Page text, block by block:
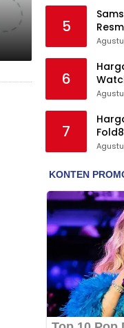
Baru
5
Inci,
6
di
7